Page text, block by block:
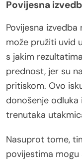
Povijesna
Povijesna
može pružiti uvid
s jakim
prednost, jer su
pritiskom. Ovo
donošenje
trenutaka
Nasuprot tome,
povijestima